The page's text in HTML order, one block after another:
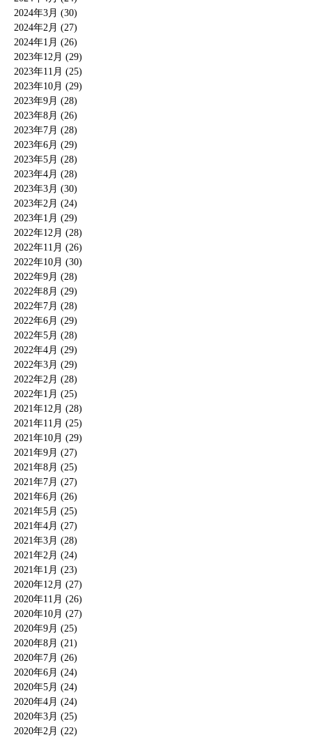
2024年3月 (30)
2024年2月 (27)
2024年1月 (26)
2023年12月 (29)
2023年11月 (25)
2023年10月 (29)
2023年9月 (28)
2023年8月 (26)
2023年7月 (28)
2023年6月 (29)
2023年5月 (28)
2023年4月 (28)
2023年3月 (30)
2023年2月 (24)
2023年1月 (29)
2022年12月 (28)
2022年11月 (26)
2022年10月 (30)
2022年9月 (28)
2022年8月 (29)
2022年7月 (28)
2022年6月 (29)
2022年5月 (28)
2022年4月 (29)
2022年3月 (29)
2022年2月 (28)
2022年1月 (25)
2021年12月 (28)
2021年11月 (25)
2021年10月 (29)
2021年9月 (27)
2021年8月 (25)
2021年7月 (27)
2021年6月 (26)
2021年5月 (25)
2021年4月 (27)
2021年3月 (28)
2021年2月 (24)
2021年1月 (23)
2020年12月 (27)
2020年11月 (26)
2020年10月 (27)
2020年9月 (25)
2020年8月 (21)
2020年7月 (26)
2020年6月 (24)
2020年5月 (24)
2020年4月 (24)
2020年3月 (25)
2020年2月 (22)